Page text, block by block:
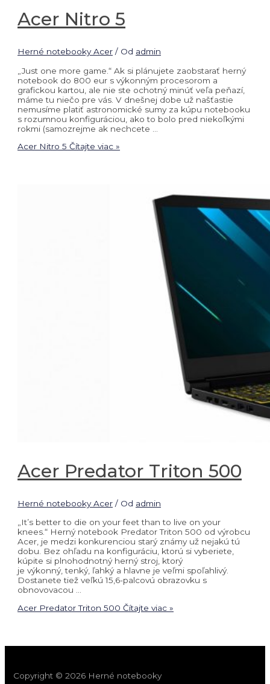
Acer Nitro 5
Herné notebooky Acer / Od admin
„Just one more game.“ Ak si plánujete zaobstarať herný
notebook do 800 eur s výkonným procesorom a
grafickou kartou, ale nie ste ochotný minúť veľa peňazí,
máme tu niečo pre vás. V dnešnej dobe už našťastie
nemusíme platiť astronomické sumy za kúpu notebooku
s rozumnou konfiguráciou, ako to bolo pred niekoľkými
rokmi (samozrejme ak nechcete …
Acer Nitro 5 Čítajte viac »
Acer Predator Triton 500
Herné notebooky Acer / Od admin
„It’s better to die on your feet than to live on your
knees.“ Herný notebook Predator Triton 500 od výrobcu
Acer, je medzi konkurenciou starý známy už nejakú tú
dobu. Bez ohľadu na konfiguráciu, ktorú si vyberiete,
kúpite si plnohodnotný herný stroj, ktorý
je výkonný, tenký, ľahký a hlavne je veľmi spoľahlivý.
Dostanete tiež veľkú 15,6-palcovú obrazovku s
obnovovacou …
Acer Predator Triton 500 Čítajte viac »
Copyright © 2026 Herné notebooky